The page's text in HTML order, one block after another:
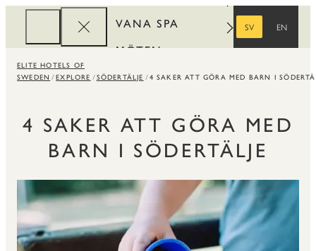
VANA SPA
MÖTEN
FÖRETAG
SV
EN
ELITE HOTELS OF
SWEDEN
EXPLORE SÖDERTÄLJE 4 SAKER ATT GÖRA MED BARN I
4 SAKER ATT GÖRA MED
BARN I SÖDERTÄLJE